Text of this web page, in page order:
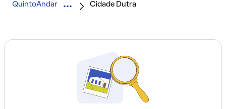
QuintoAndar Cidade Dutra